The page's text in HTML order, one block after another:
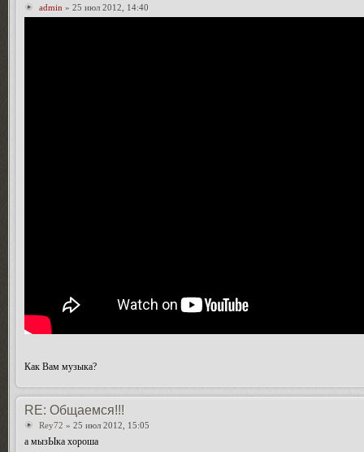
admin » 25 июл 2012, 14:40
Как Вам музыка?
RE: Общаемся!!!
Rey72 » 25 июл 2012, 15:05
а мызЫка хороша